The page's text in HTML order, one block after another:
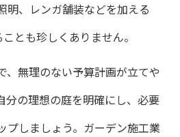
明、レンガ舗装などを加える
とも珍しくありません。
、無理のない予算計画が立てや
分の理想の庭を明確にし、必要
プしましょう。ガーデン施工業